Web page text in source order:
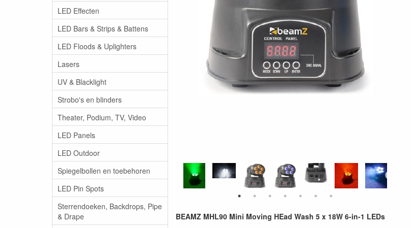
LED Effecten
LED Bars & Strips & Battens
LED Floods & Uplighters
Lasers
UV & Blacklight
Strobo's en blinders
Theater, Podium, TV, Video
LED Panels
LED Outdoor
Spiegelbollen en toebehoren
LED Pin Spots
Sterrendoeken, Backdrops, Pipe
& Drape
BEAMZ MHL90 Mini Moving HEad Wash 5 x 18W 6-in-1 LEDs